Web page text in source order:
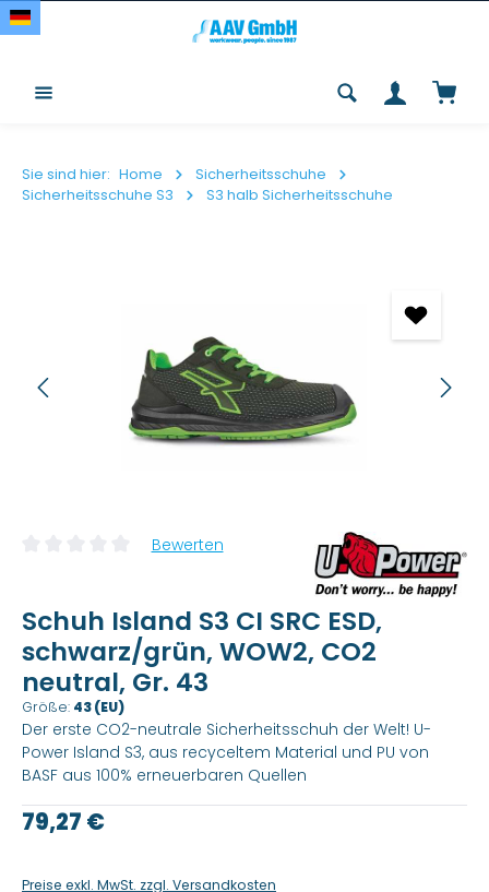
Zum Hauptinhalt springen
Sie sind hier: Home
Sicherheitsschuhe
Sicherheitsschuhe S3
S3 halb Sicherheitsschuhe
Durchschnittliche Bewertung von 0 von 5 Sternen
Bewerten
Schuh Island S3 CI SRC ESD,
schwarz/grün, WOW2, CO2
neutral, Gr. 43
Größe: 43 (EU)
Der erste CO2-neutrale Sicherheitsschuh der Welt! U-
Power Island S3, aus recyceltem Material und PU von
BASF aus 100% erneuerbaren Quellen
Regulärer Preis:
79,27 €
Preise exkl. MwSt. zzgl. Versandkosten